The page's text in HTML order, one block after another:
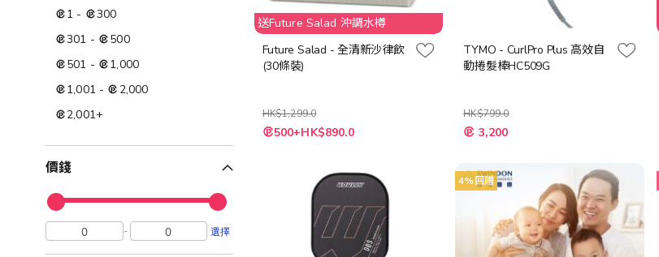
送Future Salad 沖調水樽
Future Salad - 全清新沙律飲
(30條裝)
HK$1,299.0
特
殊 500+HK$890.0
TYMO - CurlPro Plus 高效自
動捲髮棒HC509G
HK$799.0
特
殊 3,200
4%回贈
1 -
300
301 -
500
501 -
1,000
1,001 -
2,000
2,001+
價錢
- 選擇